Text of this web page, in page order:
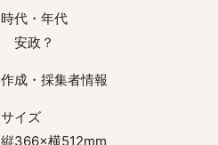
時代・年代
安政？
作成・採集者情報
サイズ
縦366×横512mm